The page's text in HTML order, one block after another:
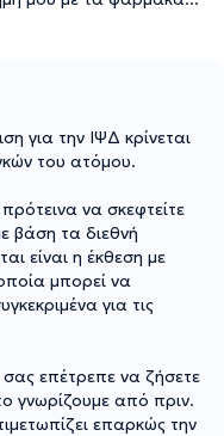
για την ΙΨΔ κρίνεται
του ατόμου.
να σκεφτείτε
βάση τα διεθνή
είναι η έκθεση με
μπορεί να
για τις
επέτρεπε να ζήσετε
γνωρίζουμε από πριν.
επαρκώς την